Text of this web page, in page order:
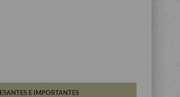
E IMPORTANTES